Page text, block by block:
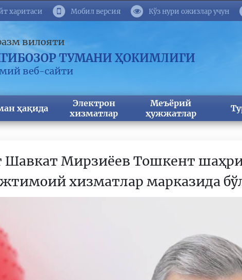
харитаси Мобил версия Кўз нури ожизлар учун
вилояти
ТУМАНИ ҲОКИМЛИГИ
веб-сайти
ҳақида
Электрон
хизматлар
Меъёрий
ҳужжатлар
Шавкат Мирзиёев Тошкент
хизматлар марказида